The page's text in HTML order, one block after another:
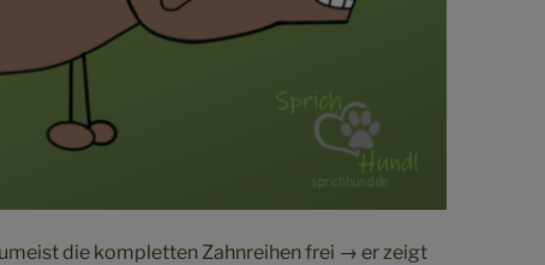
die kompletten Zahnreihen frei → er zeigt